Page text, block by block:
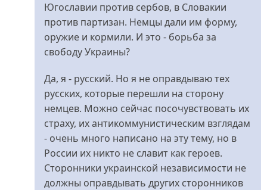
Югославии против сербов, в Словакии
против партизан. Немцы дали им форму,
оружие и кормили. И это - борьба за
свободу Украины?
Да, я - русский. Но я не оправдываю тех
русских, которые перешли на сторону
немцев. Можно сейчас посочувствовать их
страху, их антикоммунистическим взглядам
- очень много написано на эту тему, но в
России их никто не славит как героев.
Сторонники украинской независимости не
должны оправдывать других сторонников